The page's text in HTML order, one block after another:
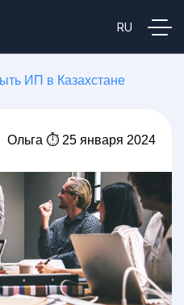
ИП в Казахстане
Ольга ⏱ 25 января 2024